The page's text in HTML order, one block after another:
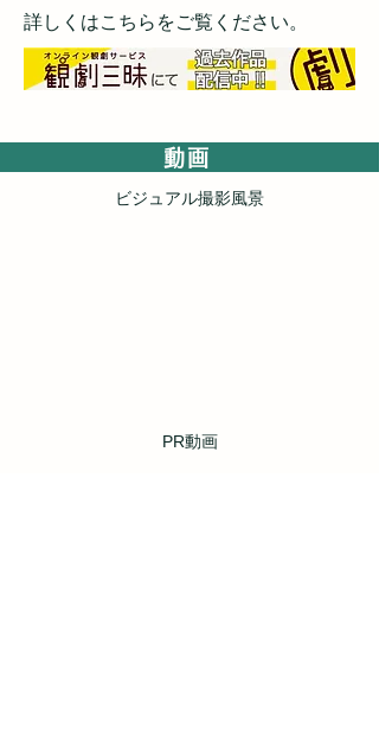
詳しくはこちらをご覧ください。
動画
ビジュアル撮影風景
​PR動画